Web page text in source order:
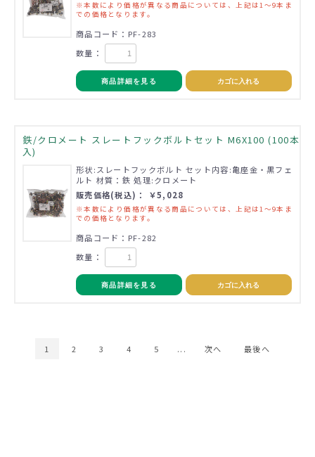
※本数により価格が異なる商品については、上記は1～9本ま
での価格となります。
商品コード：PF-283
数量：
商品詳細を見る カゴに入れる
鉄/クロメート スレートフックボルトセット M6X100 (100本
入)
形状:スレートフックボルト セット内容:亀座金・黒フェ
ルト 材質：鉄 処理:クロメート
販売価格(税込)： ￥5,028
※本数により価格が異なる商品については、上記は1～9本ま
での価格となります。
商品コード：PF-282
数量：
商品詳細を見る カゴに入れる
1 2 3 4 5 ... 次へ 最後へ